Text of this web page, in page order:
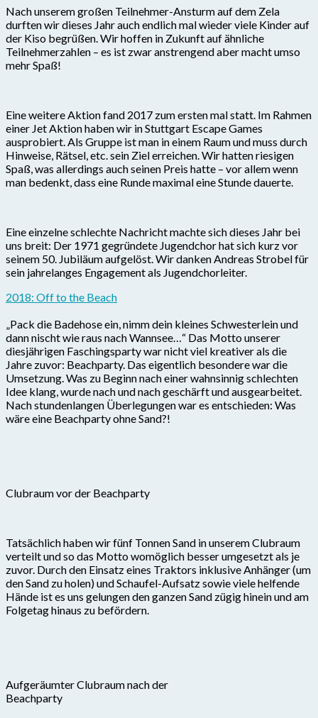
Nach unserem großen Teilnehmer-Ansturm auf dem Zela
durften wir dieses Jahr auch endlich mal wieder viele Kinder auf
der Kiso begrüßen. Wir hoffen in Zukunft auf ähnliche
Teilnehmerzahlen – es ist zwar anstrengend aber macht umso
mehr Spaß!
Eine weitere Aktion fand 2017 zum ersten mal statt. Im Rahmen
einer Jet Aktion haben wir in Stuttgart Escape Games
ausprobiert. Als Gruppe ist man in einem Raum und muss durch
Hinweise, Rätsel, etc. sein Ziel erreichen. Wir hatten riesigen
Spaß, was allerdings auch seinen Preis hatte – vor allem wenn
man bedenkt, dass eine Runde maximal eine Stunde dauerte.
Eine einzelne schlechte Nachricht machte sich dieses Jahr bei
uns breit: Der 1971 gegründete Jugendchor hat sich kurz vor
seinem 50. Jubiläum aufgelöst. Wir danken Andreas Strobel für
sein jahrelanges Engagement als Jugendchorleiter.
2018: Off to the Beach
„Pack die Badehose ein, nimm dein kleines Schwesterlein und
dann nischt wie raus nach Wannsee…“ Das Motto unserer
diesjährigen Faschingsparty war nicht viel kreativer als die
Jahre zuvor: Beachparty. Das eigentlich besondere war die
Umsetzung. Was zu Beginn nach einer wahnsinnig schlechten
Idee klang, wurde nach und nach geschärft und ausgearbeitet.
Nach stundenlangen Überlegungen war es entschieden: Was
wäre eine Beachparty ohne Sand?!
Clubraum vor der Beachparty
Tatsächlich haben wir fünf Tonnen Sand in unserem Clubraum
verteilt und so das Motto womöglich besser umgesetzt als je
zuvor. Durch den Einsatz eines Traktors inklusive Anhänger (um
den Sand zu holen) und Schaufel-Aufsatz sowie viele helfende
Hände ist es uns gelungen den ganzen Sand zügig hinein und am
Folgetag hinaus zu befördern.
Aufgeräumter Clubraum nach der
Beachparty